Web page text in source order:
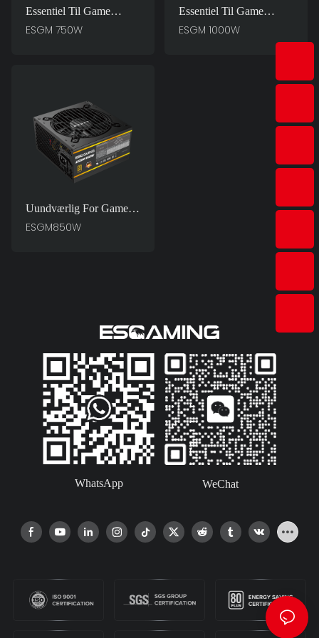
Essentiel Til Game
Master ESGM 750W
ESGM 750W
Essentiel Til Game
Master ESGM 1000W
ESGM 1000W
Uundværlig For Game
Master ESGM850W PC
ESGM850W
WhatsApp WeChat